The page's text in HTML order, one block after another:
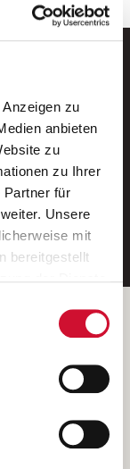
zu
anbieten
zu
zu Ihrer
Partner für
Unsere
mit
bereitgestellt
so stimmen
zu. Sie können
widerrufen,
und diese
AWO
Unterfranken